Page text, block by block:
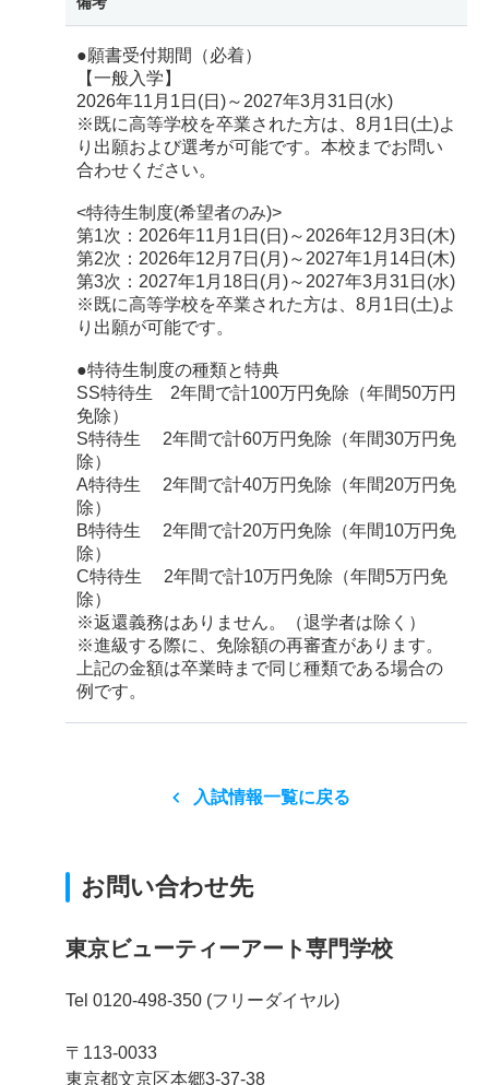
●願書受付期間（必着）
【一般入学】
2026年11月1日(日)～2027年3月31日(水)
※既に高等学校を卒業された方は、8月1日(土)よ
り出願および選考が可能です。本校までお問い
合わせください。
<特待生制度(希望者のみ)>
第1次：2026年11月1日(日)～2026年12月3日(木)
第2次：2026年12月7日(月)～2027年1月14日(木)
第3次：2027年1月18日(月)～2027年3月31日(水)
※既に高等学校を卒業された方は、8月1日(土)よ
り出願が可能です。
●特待生制度の種類と特典
SS特待生 2年間で計100万円免除（年間50万円
免除）
S特待生 2年間で計60万円免除（年間30万円免
除）
A特待生 2年間で計40万円免除（年間20万円免
除）
B特待生 2年間で計20万円免除（年間10万円免
除）
C特待生 2年間で計10万円免除（年間5万円免
除）
※返還義務はありません。（退学者は除く）
※進級する際に、免除額の再審査があります。
上記の金額は卒業時まで同じ種類である場合の
例です。
入試情報一覧に戻る
お問い合わせ先
東京ビューティーアート専門学校
Tel 0120-498-350 (フリーダイヤル)
〒113-0033
東京都文京区本郷3-37-38